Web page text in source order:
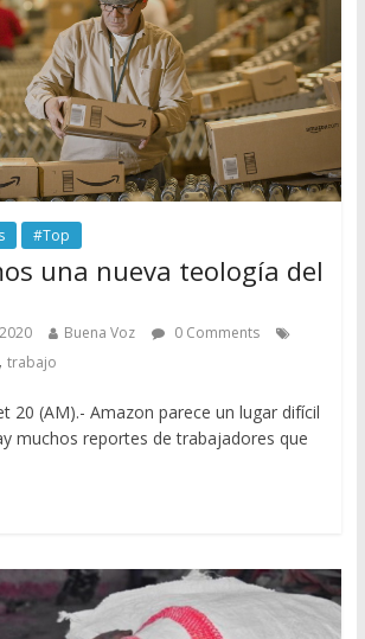
#Top
una nueva teología del
Buena Voz
0 Comments
, trabajo
20 (AM).- Amazon parece un lugar difícil
muchos reportes de trabajadores que